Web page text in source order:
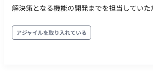
解決策となる機能の開発までを担当していただきま
るか？ 慣習に縛られない理想の業界構造は
客基盤（信頼とデータ）を活かし、モックア
などを使って仮説を検証、エンジニアや
ど全てのメンバーが一丸となり、「価値あ
アジャイルを取り入れている